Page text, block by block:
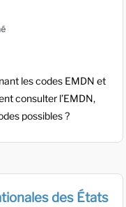
les codes EMDN et
consulter l’EMDN,
possibles ?
des États